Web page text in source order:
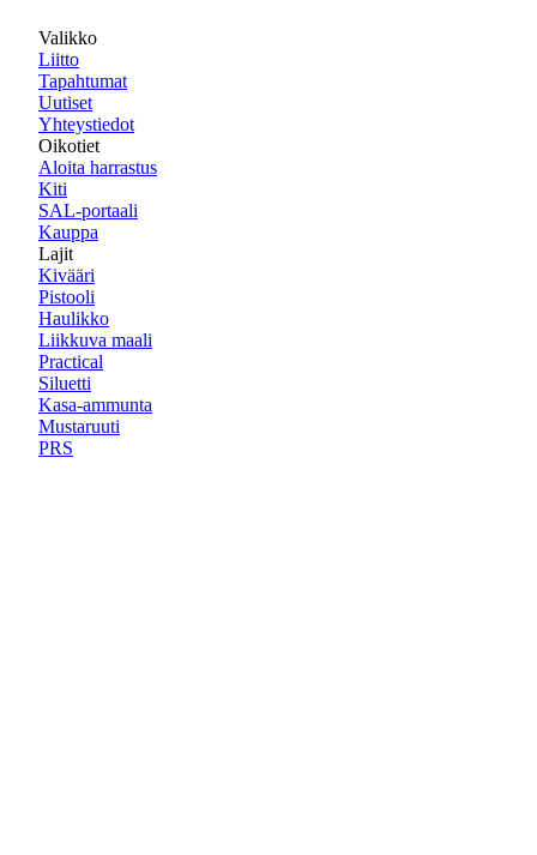
Valikko
Liitto
Tapahtumat
Uutiset
Yhteystiedot
Oikotiet
Aloita harrastus
Kiti
SAL-portaali
Kauppa
Lajit
Kivääri
Pistooli
Haulikko
Liikkuva maali
Practical
Siluetti
Kasa-ammunta
Mustaruuti
PRS